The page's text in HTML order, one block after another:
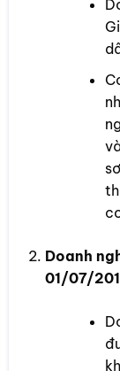
Doanh
01/07/